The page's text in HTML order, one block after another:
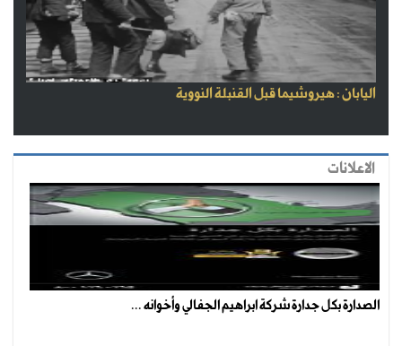
اليابان : هيروشيما قبل القنبلة النووية
الاعلانات
الصدارة بكل جدارة شركة ابراهيم الجفالي وأخوانه ...